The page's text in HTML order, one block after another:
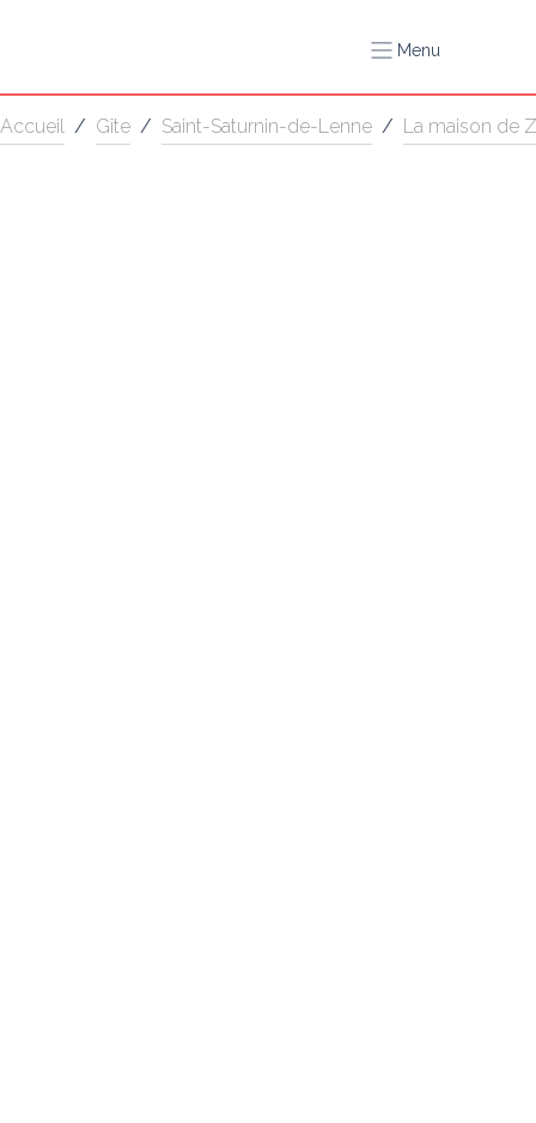
Menu
Accueil / Gîte / Saint-Saturnin-de-Lenne / La maison de